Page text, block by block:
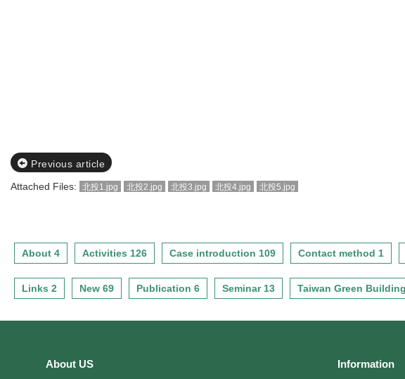
Previous article
Attached Files:
北投1.jpg 北投2.jpg 北投3.jpg 北投4.jpg 北投5.jpg
About 4 Activities 126 Case introduction 109 Contact method 1
Links 2 New 69 Publication 6 Seminar 13 Taiwan Green
About US Information